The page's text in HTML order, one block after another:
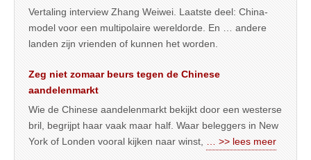
Vertaling interview Zhang Weiwei. Laatste deel: China-
model voor een multipolaire wereldorde. En … andere
landen zijn vrienden of kunnen het worden.
Zeg niet zomaar beurs tegen de Chinese
aandelenmarkt
Wie de Chinese aandelenmarkt bekijkt door een westerse
bril, begrijpt haar vaak maar half. Waar beleggers in New
York of Londen vooral kijken naar winst,
… >> lees meer